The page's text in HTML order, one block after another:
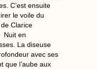
C’est ensuite
le voile du
Clarice
Nuit en
La diseuse
avec ses
que l’aube aux